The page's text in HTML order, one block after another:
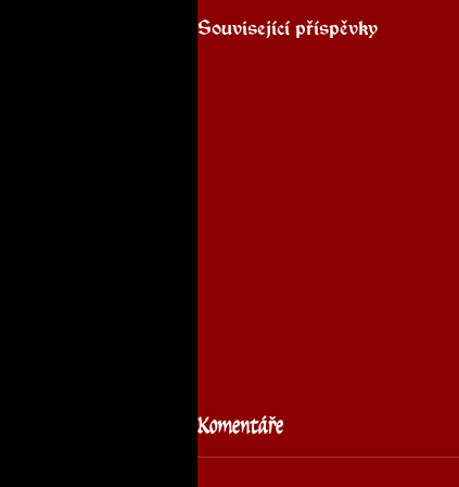
Související příspěvky
Komentáře